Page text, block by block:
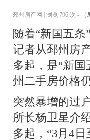
邳州房产网 | 浏览 796 次 - ｛
随着“新国五
记者从邳州房
多起，是“新
州二手房价格
突然暴增的过
所长杨卫星介
多起，“3月4